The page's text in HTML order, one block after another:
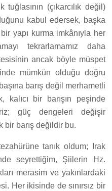
(çıkarcılık değil)
kabul edersek, başka
yapı kurma imkânıyla her
tekrarlamamız daha
ancak böyle müspet
mümkün olduğu doğru
barış değil merhametli
kalıcı bir barışın peşinde
güç dengeleri değişir
barış değildir bu.
tanık oldum; Irak
seyrettiğim, Şiilerin Hz.
merasim ve yakınlardaki
Her ikisinde de sınırsız bir